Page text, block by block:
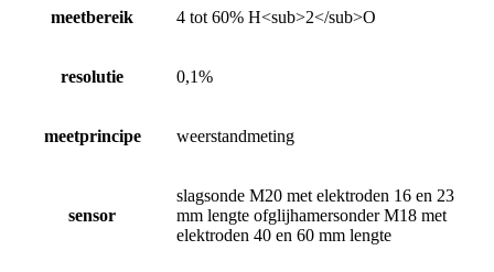
meetbereik 4 tot 60% H<sub>2</sub>O
resolutie 0,1%
meetprincipe weerstandmeting
sensor
slagsonde M20 met elektroden 16 en 23
mm lengte ofglijhamersonder M18 met
elektroden 40 en 60 mm lengte